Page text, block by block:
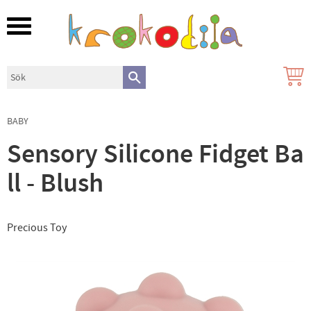
Meny
BABY
Sensory Silicone Fidget Ba
ll - Blush
Precious Toy